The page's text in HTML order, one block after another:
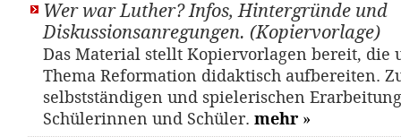
Wer war Luther? Infos, Hintergründe und
Diskussionsanregungen. (Kopiervorlage)
Das Material stellt Kopiervorlagen bereit, die
Thema Reformation didaktisch aufbereiten.
selbstständigen und spielerischen
Schülerinnen und Schüler. mehr »